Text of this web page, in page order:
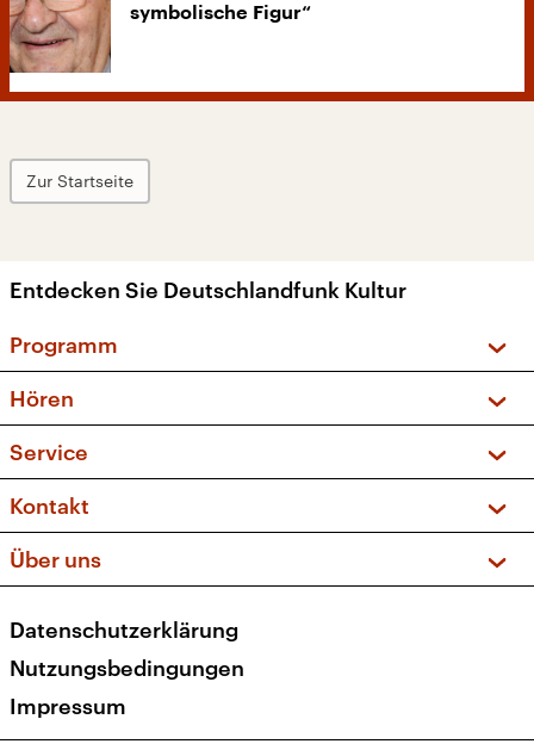
symbolische Figur“
Zur Startseite
Entdecken Sie Deutschlandfunk Kultur
Programm
Sendungen und Podcasts
Musikliste
Kakadu – Das Kinderprogramm
Hören
Frequenzen (UKW + DAB+)
Service
FAQ
Apps
Newsletter
Kontakt
Social Media
Über uns
Presse
Karriere
Transparenz
Datenschutzerklärung
Nutzungsbedingungen
Impressum